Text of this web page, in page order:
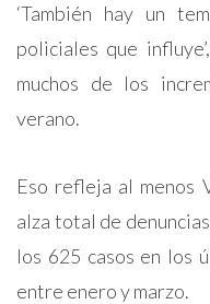
‘También hay un
policiales que
muchos de los
verano.
Eso refleja al menos
alza total de
los 625 casos en los
entre enero y marzo.